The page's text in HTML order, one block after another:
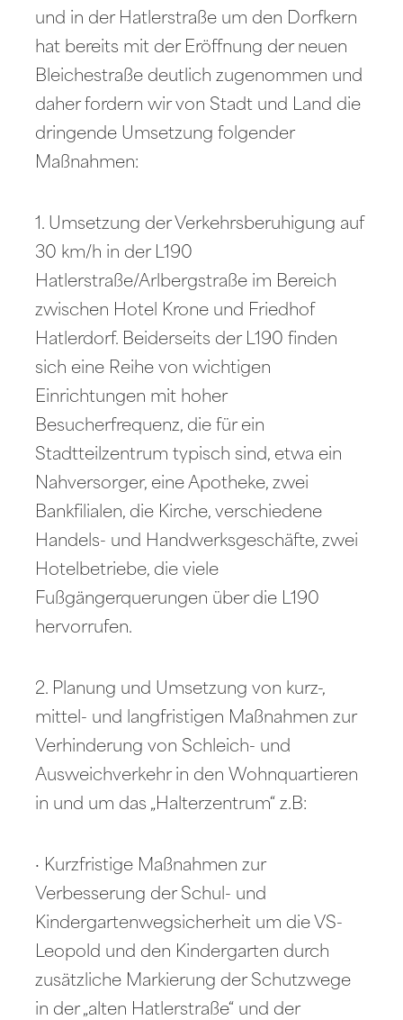
und in der Hatlerstraße um den Dorfkern
hat bereits mit der Eröffnung der neuen
Bleichestraße deutlich zugenommen und
daher fordern wir von Stadt und Land die
dringende Umsetzung folgender
Maßnahmen:
1. Umsetzung der Verkehrsberuhigung auf
30 km/h in der L190
Hatlerstraße/Arlbergstraße im Bereich
zwischen Hotel Krone und Friedhof
Hatlerdorf. Beiderseits der L190 finden
sich eine Reihe von wichtigen
Einrichtungen mit hoher
Besucherfrequenz, die für ein
Stadtteilzentrum typisch sind, etwa ein
Nahversorger, eine Apotheke, zwei
Bankfilialen, die Kirche, verschiedene
Handels- und Handwerksgeschäfte, zwei
Hotelbetriebe, die viele
Fußgängerquerungen über die L190
hervorrufen.
2. Planung und Umsetzung von kurz-,
mittel- und langfristigen Maßnahmen zur
Verhinderung von Schleich- und
Ausweichverkehr in den Wohnquartieren
in und um das „Halterzentrum“ z.B:
· Kurzfristige Maßnahmen zur
Verbesserung der Schul- und
Kindergartenwegsicherheit um die VS-
Leopold und den Kindergarten durch
zusätzliche Markierung der Schutzwege
in der „alten Hatlerstraße“ und der